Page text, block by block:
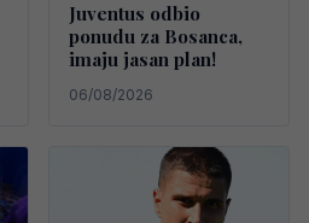
Juventus odbio
ponudu za Bosanca,
imaju jasan plan!
06/08/2026